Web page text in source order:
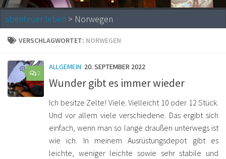
abenteuer leben > Norwegen
VERSCHLAGWORTET: NORWEGEN
2
ALLGEMEIN 20. SEPTEMBER 2022
Wunder gibt es immer wieder
Ich besitze Zelte! Viele. Vielleicht 10 oder 12 Stück.
Und vor allem viele verschiedene. Das ergibt sich
einfach, wenn man so lange draußen unterwegs ist
wie ich. In meinem Ausrüstungsdepot gibt es
leichte, weniger leichte sowie sehr stabile und